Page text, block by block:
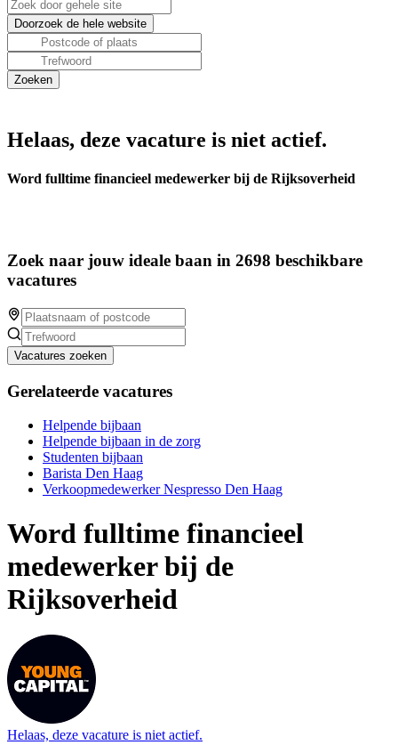
Helaas, deze vacature is niet actief.
Word fulltime financieel medewerker bij de Rijksoverheid
Zoek naar jouw ideale baan in 2698 beschikbare
vacatures
Vacatures zoeken
Gerelateerde vacatures
Helpende bijbaan
Helpende bijbaan in de zorg
Studenten bijbaan
Barista Den Haag
Verkoopmedewerker Nespresso Den Haag
Word fulltime financieel
medewerker bij de
Rijksoverheid
Helaas, deze vacature is niet actief.